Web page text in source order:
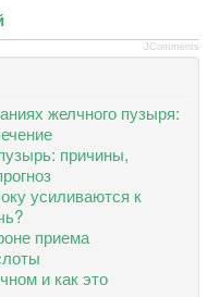
JComments
желчного пузыря:
причины,
усиливаются к
приема
и как это